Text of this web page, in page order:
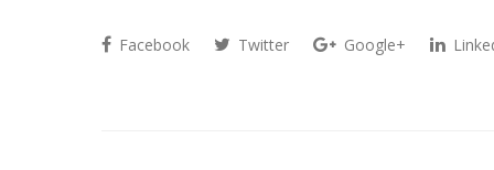
Facebook Twitter Google+